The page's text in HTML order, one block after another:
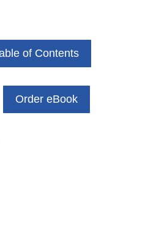
of Contents
Order eBook